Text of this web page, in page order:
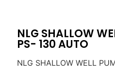
NLG SHALLOW
PS- 130 AUTO
NLG SHALLOW WELL